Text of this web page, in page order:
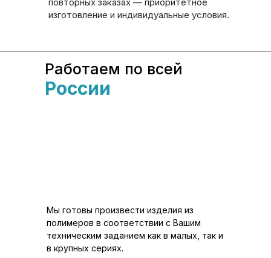
изготовление и индивидуальные условия.
Работаем по всей
России
Мы готовы произвести изделия из
полимеров в соответствии с Вашим
техническим заданием как в малых, так и
в крупных сериях.